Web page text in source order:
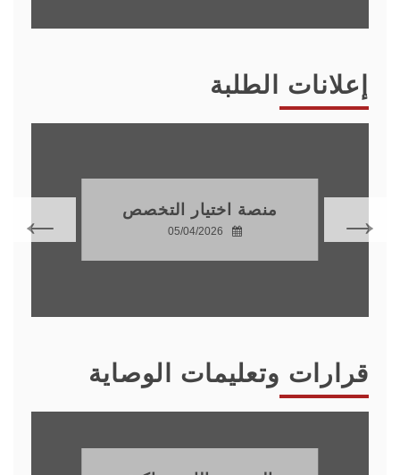
إعلانات الطلبة
منصة اختيار التخصص
05/04/2026
قرارات وتعليمات الوصاية